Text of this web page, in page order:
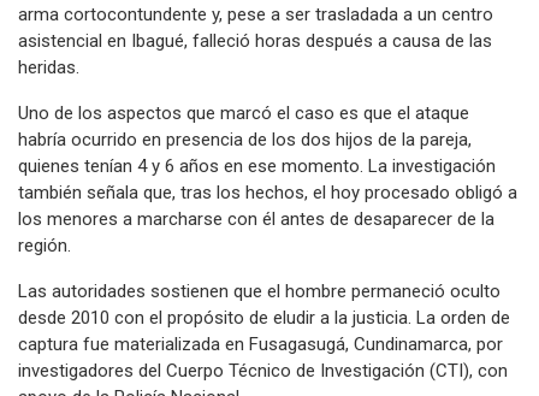
arma cortocontundente y, pese a ser trasladada a un centro
asistencial en Ibagué, falleció horas después a causa de las
heridas.
Uno de los aspectos que marcó el caso es que el ataque
habría ocurrido en presencia de los dos hijos de la pareja,
quienes tenían 4 y 6 años en ese momento. La investigación
también señala que, tras los hechos, el hoy procesado obligó a
los menores a marcharse con él antes de desaparecer de la
región.
Las autoridades sostienen que el hombre permaneció oculto
desde 2010 con el propósito de eludir a la justicia. La orden de
captura fue materializada en Fusagasugá, Cundinamarca, por
investigadores del Cuerpo Técnico de Investigación (CTI), con